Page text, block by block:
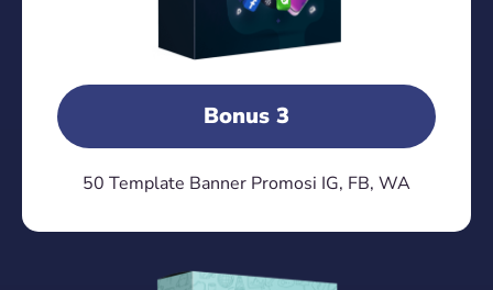
Bonus 3
50 Template Banner Promosi IG, FB, WA